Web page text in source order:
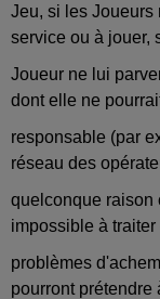
Jeu, si les Joueurs
service ou à jouer,
Joueur ne lui
dont elle ne
responsable (par
réseau des
quelconque raison
impossible à
problèmes
pourront prétendre